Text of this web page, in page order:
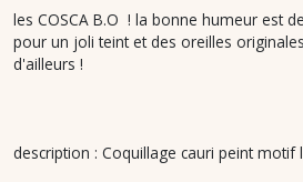
les COSCA B.O ! la bonne humeur est
pour un joli teint et des oreilles
d'ailleurs !
description : Coquillage cauri peint motif